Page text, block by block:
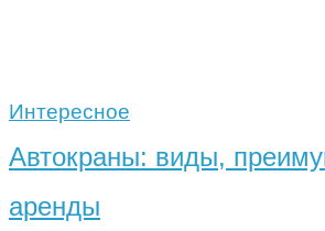
Интересное
Автокраны: виды,
аренды